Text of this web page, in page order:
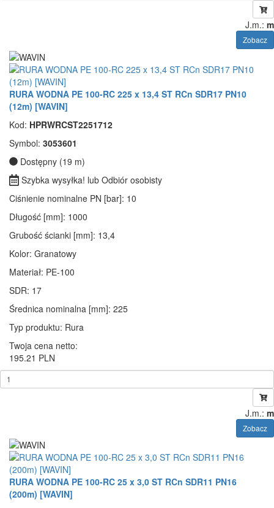
J.m.: m
Zobacz
RURA WODNA PE 100-RC 225 x 13,4 ST RCn SDR17 PN10
(12m) [WAVIN]
Kod: HPRWRCST2251712
Symbol: 3053601
Dostępny (19 m)
Szybka wysyłka! lub Odbiór osobisty
Ciśnienie nominalne PN [bar]: 10
Długość [mm]: 1000
Grubość ścianki [mm]: 13,4
Kolor: Granatowy
Materiał: PE-100
SDR: 17
Średnica nominalna [mm]: 225
Typ produktu: Rura
Twoja cena netto:
195.21 PLN
J.m.: m
Zobacz
RURA WODNA PE 100-RC 25 x 3,0 ST RCn SDR11 PN16
(200m) [WAVIN]